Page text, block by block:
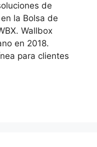
de
la Bolsa de
Wallbox
en 2018.
para clientes